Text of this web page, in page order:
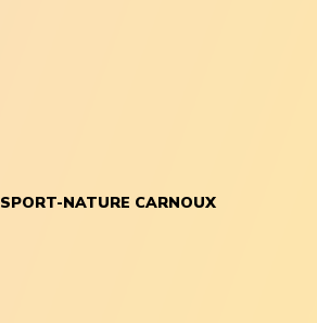
SPORT-NATURE CARNOUX